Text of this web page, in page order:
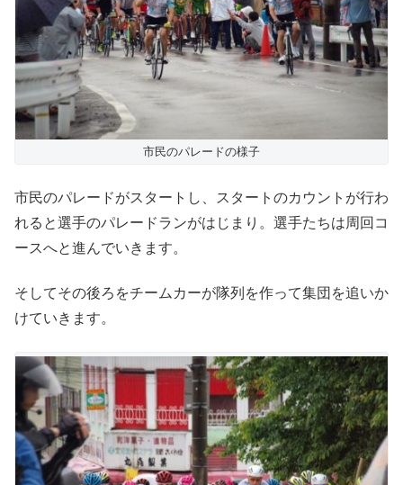
市民のパレードの様子
市民のパレードがスタートし、スタートのカウントが行わ
れると選手のパレードランがはじまり。選手たちは周回コ
ースへと進んでいきます。
そしてその後ろをチームカーが隊列を作って集団を追いか
けていきます。